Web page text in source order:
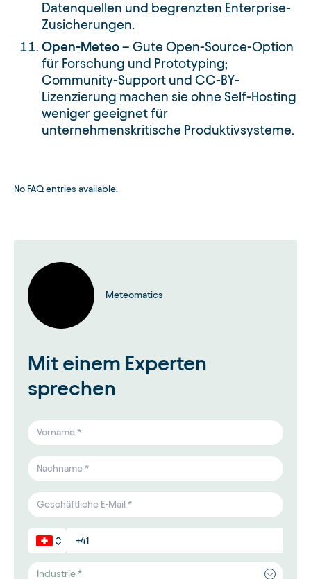
Datenquellen und begrenzten Enterprise-
Zusicherungen.
Open-Meteo– Gute Open-Source-Option
für Forschung und Prototyping;
Community-Support und CC-BY-
Lizenzierung machen sie ohne Self-Hosting
weniger geeignet für
unternehmenskritische Produktivsysteme.
No FAQ entries available.
Meteomatics
Mit einem Experten
sprechen
Industrie *